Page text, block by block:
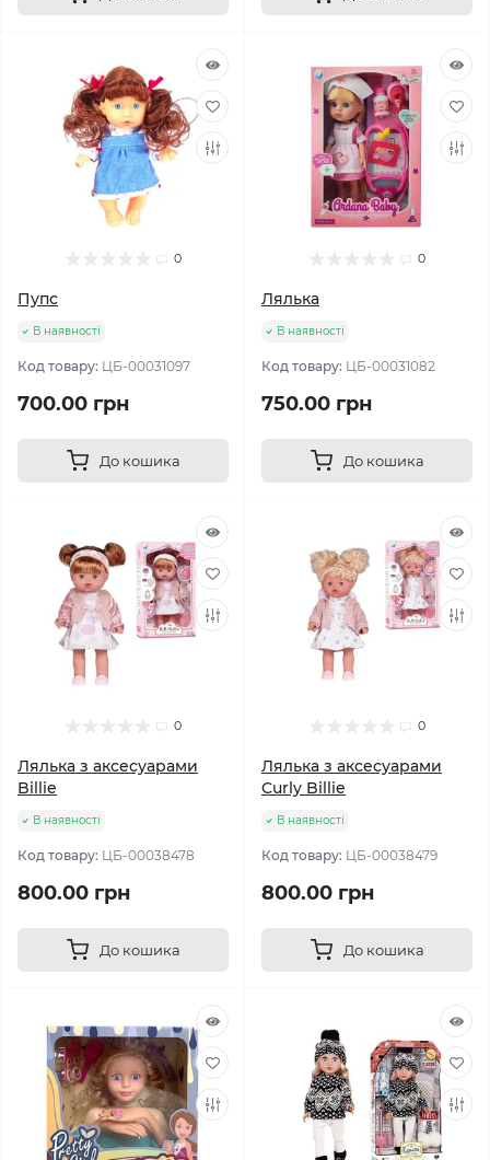
0
Пупс
В наявності
Код товару: ЦБ-00031097
700.00 грн
До кошика
0
Лялька
В наявності
Код товару: ЦБ-00031082
750.00 грн
До кошика
0
Лялька з аксесуарами
Billie
В наявності
Код товару: ЦБ-00038478
800.00 грн
До кошика
0
Лялька з аксесуарами
Curly Billie
В наявності
Код товару: ЦБ-00038479
800.00 грн
До кошика